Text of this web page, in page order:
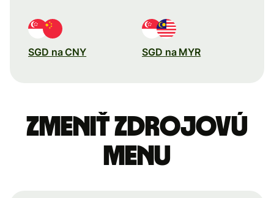
SGD na CNY SGD na MYR
Zmeniť zdrojovú
menu